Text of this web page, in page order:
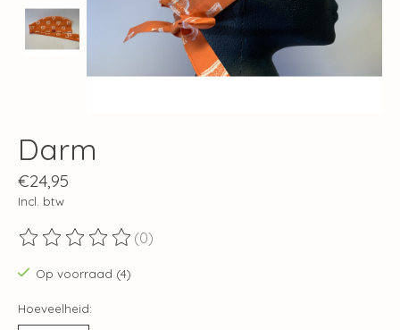
Darm
€24,95
Incl. btw
De beoordeling van dit product is
(0)
Op voorraad (4)
Hoeveelheid: